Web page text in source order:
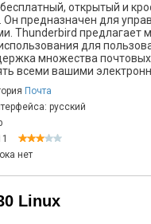
открытый и
Он предназначен для
Thunderbird предлагает
для
множества почтовых
всеми вашими
Почта
русский
нет
Linux